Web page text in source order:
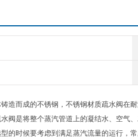
造而成的不锈钢，不锈钢材质疏水阀
阀是将整个蒸汽管道上的凝结水、空
的时候要考虑到满足蒸汽流量的运行，